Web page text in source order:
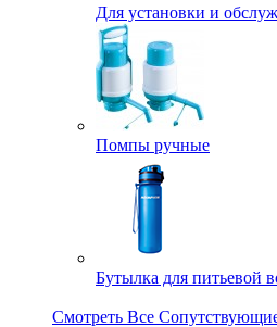
Для установки и
Помпы ручные
Бутылка для питьевой
Смотреть Все